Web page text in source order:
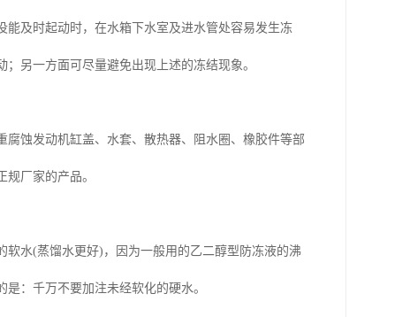
及时起动时，在水箱下水室及进水管处容易发生冻
另一方面可尽量避免出现上述的冻结现象。
蚀发动机缸盖、水套、散热器、阻水圈、橡胶件等部
厂家的产品。
水(蒸馏水更好)，因为一般用的乙二醇型防冻液的沸
：千万不要加注未经软化的硬水。